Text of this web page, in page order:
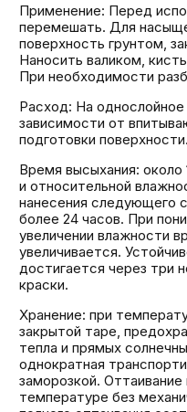
Применение: Перед
перемешать. Для
поверхность грунтом,
Наносить валиком,
При необходимости
Расход: На однослойное
зависимости от
подготовки поверхности.
Время высыхания: около
и относительной
нанесения следующего
более 24 часов. При
увеличении влажности
увеличивается.
достигается через три
краски.
Хранение: при
закрытой таре,
тепла и прямых
однократная
заморозкой.
температуре без